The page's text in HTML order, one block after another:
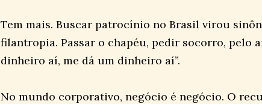
Tem mais. Buscar patrocínio no Brasil virou
filantropia. Passar o chapéu, pedir socorro, pelo
dinheiro aí, me dá um dinheiro aí”.
No mundo corporativo, negócio é negócio. O